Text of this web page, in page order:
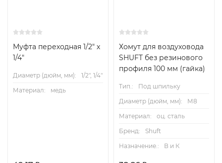
Муфта переходная 1/2" х
1/4"
Диаметр (дюйм, мм):
1/2", 1/4"
Материал:
медь
Хомут для воздуховода
SHUFT без резинового
профиля 100 мм (гайка)
Тип.:
Под шпильку
Диаметр (дюйм, мм):
М8
Материал:
оц. сталь
Бренд:
Shuft
Назначение.:
В и К